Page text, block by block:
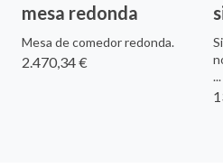
mesa redonda
Mesa de comedor redonda.
2.470,34 €
...